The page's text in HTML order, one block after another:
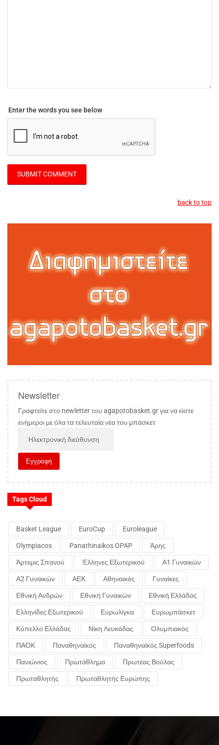
Enter the words you see below
back to top
Newsletter
Γραφτείτε στο newletter του agapotobasket.gr για να είστε
ενήμεροι με όλα τα τελευταία νέα του μπάσκετ
Tags Cloud
Basket League EuroCup Euroleague
Olympiacos Panathinaikos OPAP Άρης
Άρτεμις Σπανού Έλληνες Εξωτερικού Α1 Γυναικών
Α2 Γυναικών ΑΕΚ Αθηναικός Γυναίκες
Εθνική Ανδρών Εθνική Γυναικών Εθνική Ελλάδος
Ελληνίδες Εξωτερικού Ευρωλίγκα Ευρωμπάσκετ
Κύπελλο Ελλάδας Νίκη Λευκάδας Ολυμπιακός
ΠΑΟΚ Παναθηναϊκός Παναθηναϊκός Superfoods
Πανιώνιος Πρωτάθλημα Πρωτέας Βούλας
Πρωταθλητής Πρωταθλητής Ευρώπης